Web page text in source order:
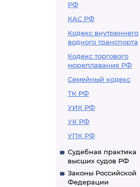
РФ
КАС РФ
Кодекс внутреннего
водного транспорта
Кодекс торгового
мореплавания РФ
Семейный кодекс
ТК РФ
УИК РФ
УК РФ
УПК РФ
Судебная практика
высших судов РФ
Законы Российской
Федерации